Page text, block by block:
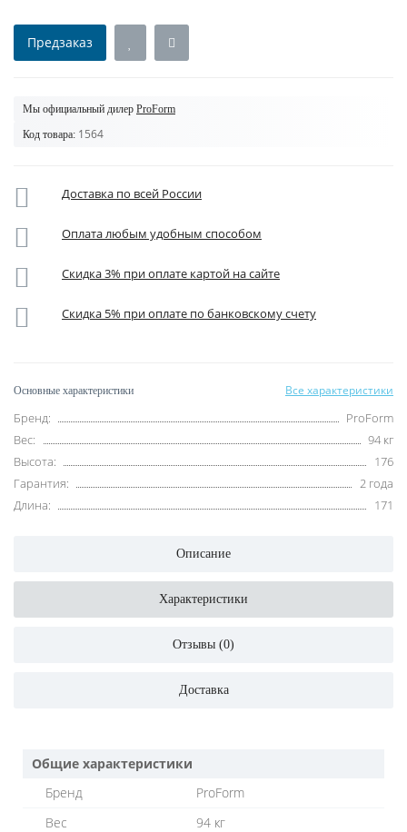
Предзаказ
Мы официальный дилер ProForm
Код товара: 1564
Доставка по всей России
Оплата любым удобным способом
Скидка 3% при оплате картой на сайте
Скидка 5% при оплате по банковскому счету
Основные характеристики Все характеристики
Бренд:
ProForm
Вес:
94 кг
Высота:
176
Гарантия:
2 года
Длина:
171
Описание
Характеристики
Отзывы (0)
Доставка
Общие характеристики
Бренд
ProForm
Вес
94 кг